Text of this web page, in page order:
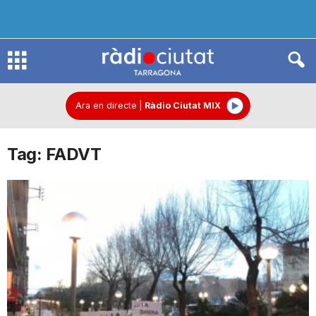
R
d
C
Ara en directe Ràdio Ciutat MIX
Tag: FADVT